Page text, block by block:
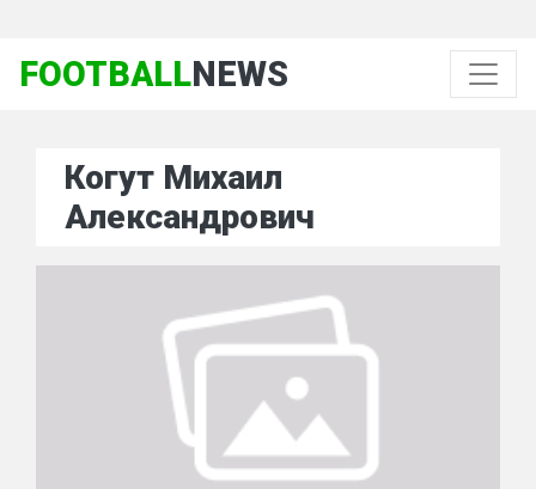
FOOTBALLNEWS
Когут Михаил
Александрович